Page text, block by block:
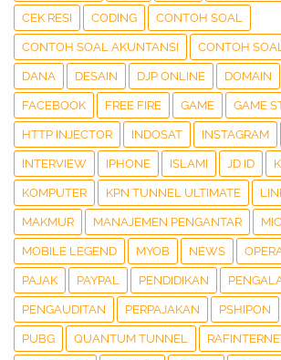
CEK RESI CODING CONTOH SOAL
CONTOH SOAL AKUNTANSI CONTOH
DANA DESAIN DJP ONLINE DOMAIN
FACEBOOK FREE FIRE GAME GAME
HTTP INJECTOR INDOSAT INSTAGRAM
INTERVIEW IPHONE ISLAMI JD ID
KOMPUTER KPN TUNNEL ULTIMATE
MAKMUR MANAJEMEN PENGANTAR
MOBILE LEGEND MYOB NEWS
PAJAK PAYPAL PENDIDIKAN
PENGAUDITAN PERPAJAKAN PSHIPON
PUBG QUANTUM TUNNEL